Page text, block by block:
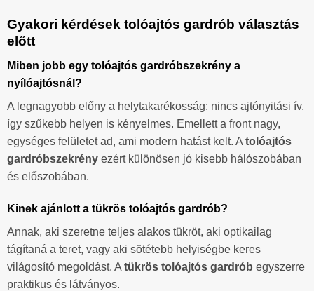
Gyakori kérdések tolóajtós gardrób választás
előtt
Miben jobb egy tolóajtós gardróbszekrény a
nyílóajtósnál?
A legnagyobb előny a helytakarékosság: nincs ajtónyitási ív,
így szűkebb helyen is kényelmes. Emellett a front nagy,
egységes felületet ad, ami modern hatást kelt. A tolóajtós
gardróbszekrény ezért különösen jó kisebb hálószobában
és előszobában.
Kinek ajánlott a tükrös tolóajtós gardrób?
Annak, aki szeretne teljes alakos tükröt, aki optikailag
tágítaná a teret, vagy aki sötétebb helyiségbe keres
világosító megoldást. A tükrös tolóajtós gardrób egyszerre
praktikus és látványos.